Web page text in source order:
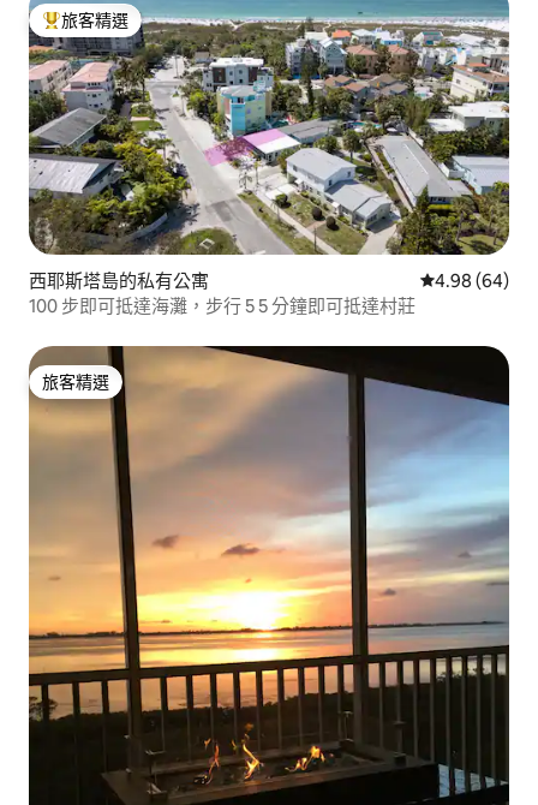
旅客精選榜首
旅客精選
西耶斯塔島的私有公寓 從 64 則評價
4.98 (64)
100 步即可抵達海灘，步行 5 5 分鐘即可抵達村莊
旅客精選
旅客精選